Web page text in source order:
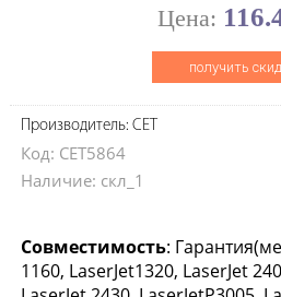
Цена:
получить
Производитель: CET
Код: CET5864
Наличие: скл_1
Совместимость:
1160, LaserJet1320, LaserJet